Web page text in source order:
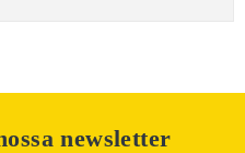
newsletter